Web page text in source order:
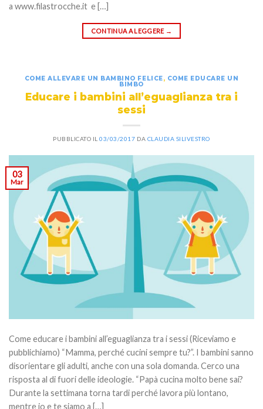
a www.filastrocche.it e […]
CONTINUA A LEGGERE →
COME ALLEVARE UN BAMBINO FELICE, COME EDUCARE UN
BIMBO
Educare i bambini all’eguaglianza tra i
sessi
PUBBLICATO IL03/03/2017 DA CLAUDIA SILIVESTRO
03
Mar
Come educare i bambini all’eguaglianza tra i sessi (Riceviamo e
pubblichiamo) “Mamma, perché cucini sempre tu?”. I bambini sanno
disorientare gli adulti, anche con una sola domanda. Cerco una
risposta al di fuori delle ideologie. “Papà cucina molto bene sai?
Durante la settimana torna tardi perché lavora più lontano,
mentre io e te siamo a […]